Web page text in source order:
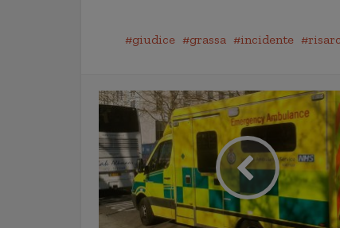
giudice grassa incidente